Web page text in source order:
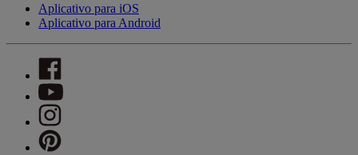
Aplicativo para iOS
Aplicativo para Android